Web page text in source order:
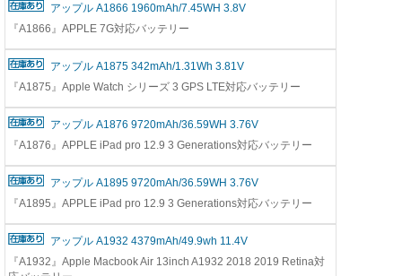
アップル A1866 1960mAh/7.45WH 3.8V
『A1866』APPLE 7G対応バッテリー
アップル A1875 342mAh/1.31Wh 3.81V
『A1875』Apple Watch シリーズ 3 GPS LTE対応バッテリー
アップル A1876 9720mAh/36.59WH 3.76V
『A1876』APPLE iPad pro 12.9 3 Generations対応バッテリー
アップル A1895 9720mAh/36.59WH 3.76V
『A1895』APPLE iPad pro 12.9 3 Generations対応バッテリー
アップル A1932 4379mAh/49.9wh 11.4V
『A1932』Apple Macbook Air 13inch A1932 2018 2019 Retina対